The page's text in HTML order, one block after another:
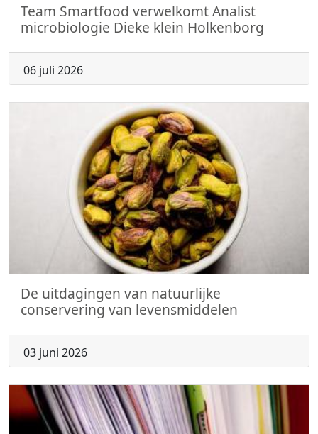
Team Smartfood verwelkomt Analist
microbiologie Dieke klein Holkenborg
06 juli 2026
De uitdagingen van natuurlijke
conservering van levensmiddelen
03 juni 2026